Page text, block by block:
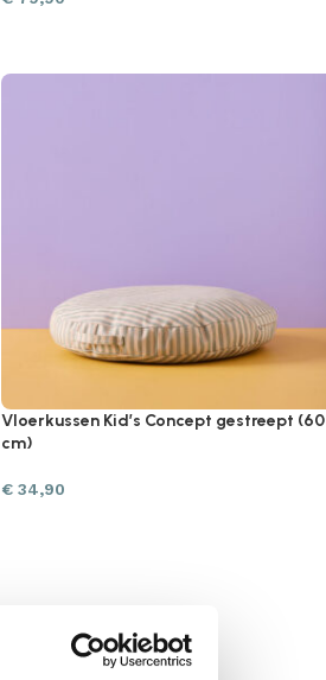
Vloerkussen Kid’s Concept gestreept (60
cm)
€ 34,90